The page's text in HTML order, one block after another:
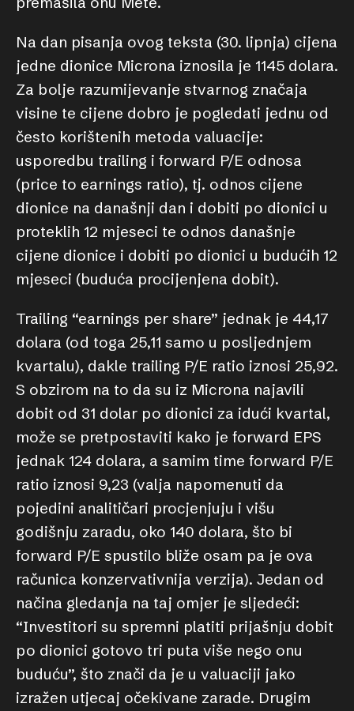
Na dan pisanja ovog teksta (30. lipnja) cijena
jedne dionice Microna iznosila je 1145 dolara.
Za bolje razumijevanje stvarnog značaja
visine te cijene dobro je pogledati jednu od
često korištenih metoda valuacije:
usporedbu trailing i forward P/E odnosa
(price to earnings ratio), tj. odnos cijene
dionice na današnji dan i dobiti po dionici u
proteklih 12 mjeseci te odnos današnje
cijene dionice i dobiti po dionici u budućih 12
mjeseci (buduća procijenjena dobit).
Trailing “earnings per share” jednak je 44,17
dolara (od toga 25,11 samo u posljednjem
kvartalu), dakle trailing P/E ratio iznosi 25,92.
S obzirom na to da su iz Microna najavili
dobit od 31 dolar po dionici za idući kvartal,
može se pretpostaviti kako je forward EPS
jednak 124 dolara, a samim time forward P/E
ratio iznosi 9,23 (valja napomenuti da
pojedini analitičari procjenjuju i višu
godišnju zaradu, oko 140 dolara, što bi
forward P/E spustilo bliže osam pa je ova
računica konzervativnija verzija). Jedan od
načina gledanja na taj omjer je sljedeći:
“Investitori su spremni platiti prijašnju dobit
po dionici gotovo tri puta više nego onu
buduću”, što znači da je u valuaciji jako
izražen utjecaj očekivane zarade. Drugim